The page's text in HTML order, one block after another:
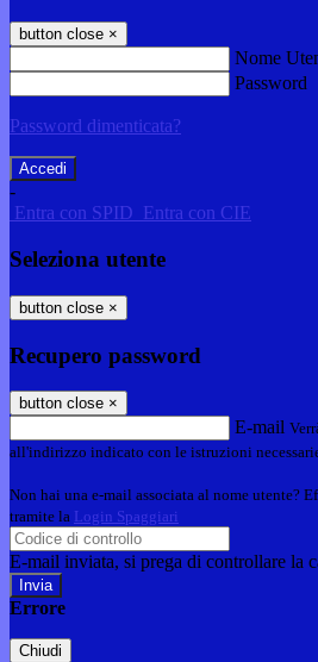
button close ×
Nome
Password
Password dimenticata?
-
Entra con SPID Entra con CIE
Seleziona utente
button close ×
Recupero password
button close ×
E-mail
all'indirizzo indicato con le istruzioni
Non hai una e-mail associata al nome utente?
tramite la Login Spaggiari
E-mail inviata, si prega di controllare la
Errore
Chiudi